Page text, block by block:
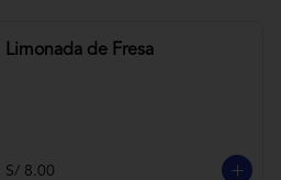
Limonada de Fresa
S/ 8.00